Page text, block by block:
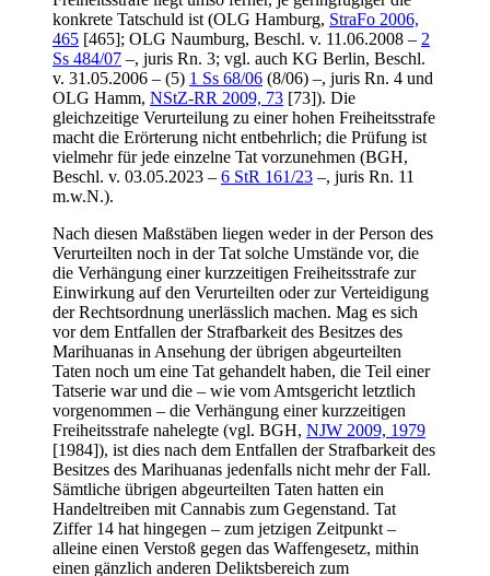
konkrete Tatschuld ist (OLG Hamburg, StraFo 2006,
465 [465]; OLG Naumburg, Beschl. v. 11.06.2008 – 2
Ss 484/07 –, juris Rn. 3; vgl. auch KG Berlin, Beschl.
v. 31.05.2006 – (5) 1 Ss 68/06 (8/06) –, juris Rn. 4 und
OLG Hamm, NStZ-RR 2009, 73 [73]). Die
gleichzeitige Verurteilung zu einer hohen Freiheitsstrafe
macht die Erörterung nicht entbehrlich; die Prüfung ist
vielmehr für jede einzelne Tat vorzunehmen (BGH,
Beschl. v. 03.05.2023 – 6 StR 161/23 –, juris Rn. 11
m.w.N.).
Nach diesen Maßstäben liegen weder in der Person des
Verurteilten noch in der Tat solche Umstände vor, die
die Verhängung einer kurzzeitigen Freiheitsstrafe zur
Einwirkung auf den Verurteilten oder zur Verteidigung
der Rechtsordnung unerlässlich machen. Mag es sich
vor dem Entfallen der Strafbarkeit des Besitzes des
Marihuanas in Ansehung der übrigen abgeurteilten
Taten noch um eine Tat gehandelt haben, die Teil einer
Tatserie war und die – wie vom Amtsgericht letztlich
vorgenommen – die Verhängung einer kurzzeitigen
Freiheitsstrafe nahelegte (vgl. BGH, NJW 2009, 1979
[1984]), ist dies nach dem Entfallen der Strafbarkeit des
Besitzes des Marihuanas jedenfalls nicht mehr der Fall.
Sämtliche übrigen abgeurteilten Taten hatten ein
Handeltreiben mit Cannabis zum Gegenstand. Tat
Ziffer 14 hat hingegen – zum jetzigen Zeitpunkt –
alleine einen Verstoß gegen das Waffengesetz, mithin
einen gänzlich anderen Deliktsbereich zum